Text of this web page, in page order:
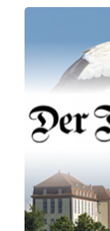
Newsletter